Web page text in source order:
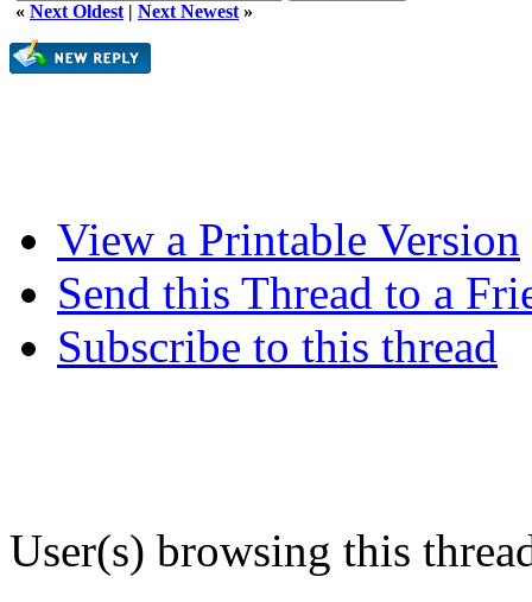
« Next Oldest | Next Newest »
View a Printable Version
Send this Thread to a
Subscribe to this thread
User(s) browsing this